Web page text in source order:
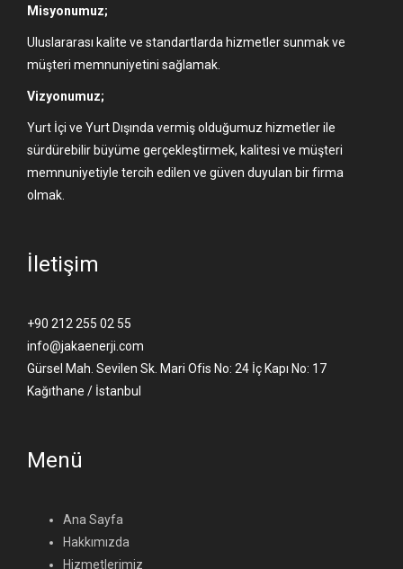
Misyonumuz;
Uluslararası kalite ve standartlarda hizmetler sunmak ve
müşteri memnuniyetini sağlamak.
Vizyonumuz;
Yurt İçi ve Yurt Dışında vermiş olduğumuz hizmetler ile
sürdürebilir büyüme gerçekleştirmek, kalitesi ve müşteri
memnuniyetiyle tercih edilen ve güven duyulan bir firma
olmak.
İletişim
+90 212 255 02 55
info@jakaenerji.com
Gürsel Mah. Sevilen Sk. Mari Ofis No: 24 İç Kapı No: 17
Kağıthane / İstanbul
Menü
Ana Sayfa
Hakkımızda
Hizmetlerimiz